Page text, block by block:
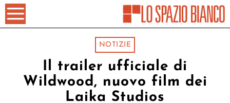
NOTIZIE
Il trailer ufficiale di
Wildwood, nuovo film dei
Laika Studios